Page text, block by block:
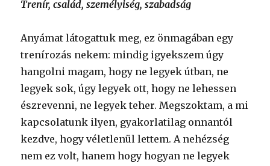
Trenír, család, személyiség, szabadság
Anyámat látogattuk meg, ez önmagában egy
trenírozás nekem: mindig igyekszem úgy
hangolni magam, hogy ne legyek útban, ne
legyek sok, úgy legyek ott, hogy ne lehessen
észrevenni, ne legyek teher. Megszoktam, a mi
kapcsolatunk ilyen, gyakorlatilag onnantól
kezdve, hogy véletlenül lettem. A nehézség
nem ez volt, hanem hogy hogyan ne legyek